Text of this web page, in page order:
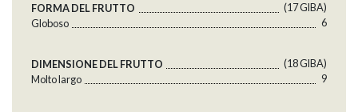
FORMA DEL FRUTTO
(17 GlBA)
Globoso
6
DIMENSIONE DEL FRUTTO
(18 GlBA)
Molto largo
9